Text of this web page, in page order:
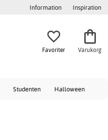
Information Inspiration
Favoriter Varukorg
Studenten Halloween